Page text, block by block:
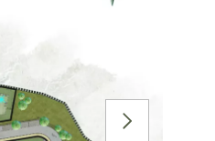
SUIVANT